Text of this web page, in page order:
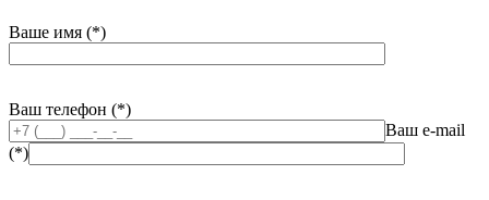
Ваше имя (*)
Ваш телефон (*)
Ваш e-mail
(*)